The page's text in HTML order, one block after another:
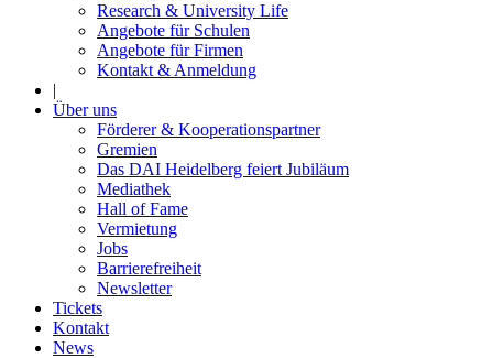
Research & University Life
Angebote für Schulen
Angebote für Firmen
Kontakt & Anmeldung
|
Über uns
Förderer & Kooperationspartner
Gremien
Das DAI Heidelberg feiert Jubiläum
Mediathek
Hall of Fame
Vermietung
Jobs
Barrierefreiheit
Newsletter
Tickets
Kontakt
News